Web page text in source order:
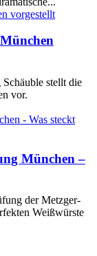
stellt die
vor.
München –
der Metzger-
Weißwürste